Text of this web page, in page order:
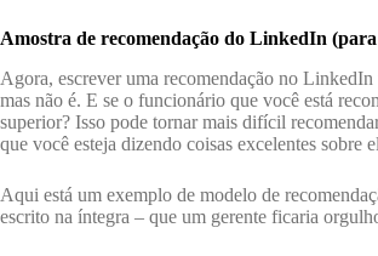
Amostra de recomendação do LinkedIn
Agora, escrever uma recomendação no
mas não é. E se o funcionário que você está
superior? Isso pode tornar mais difícil
que você esteja dizendo coisas excelentes sobre
Aqui está um exemplo de modelo de
escrito na íntegra – que um gerente ficaria